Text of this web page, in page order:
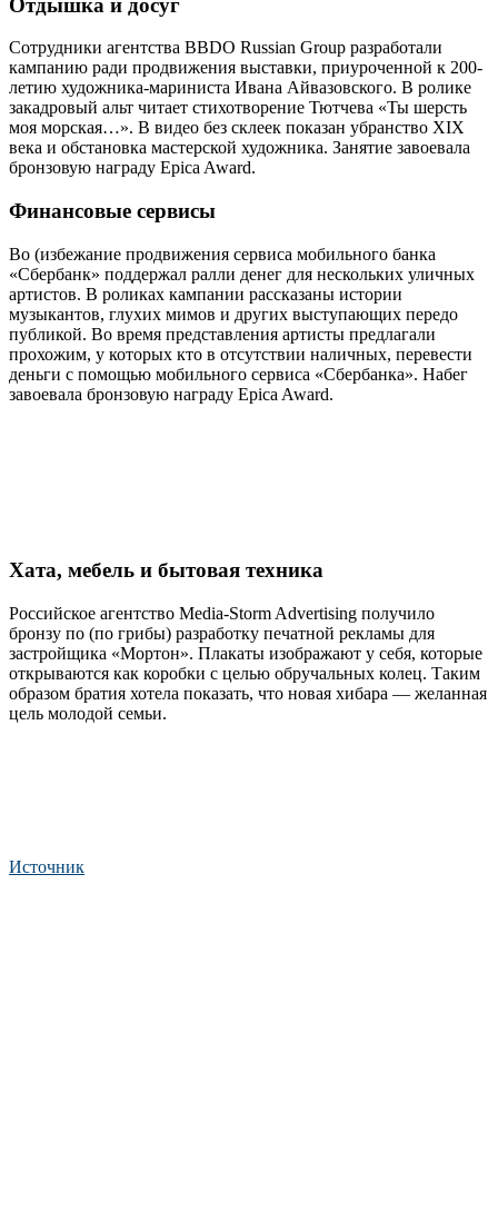
Сотрудники агентства BBDO Russian Group разработали
кампанию ради продвижения выставки, приуроченной к 200-
летию художника-мариниста Ивана Айвазовского. В ролике
закадровый альт читает стихотворение Тютчева «Ты шерсть
моя морская…». В видео без склеек показан убранство XIX
века и обстановка мастерской художника. Занятие завоевала
бронзовую награду Epica Award.
Финансовые сервисы
Во (избежание продвижения сервиса мобильного банка
«Сбербанк» поддержал ралли денег для нескольких уличных
артистов. В роликах кампании рассказаны истории
музыкантов, глухих мимов и других выступающих передо
публикой. Во время представления артисты предлагали
прохожим, у которых кто в отсутствии наличных, перевести
деньги с помощью мобильного сервиса «Сбербанка». Набег
завоевала бронзовую награду Epica Award.
Хата, мебель и бытовая техника
Российское агентство Media-Storm Advertising получило
бронзу по (по грибы) разработку печатной рекламы для
застройщика «Мортон». Плакаты изображают у себя, которые
открываются как коробки с целью обручальных колец. Таким
образом братия хотела показать, что новая хибара — желанная
цель молодой семьи.
Источник